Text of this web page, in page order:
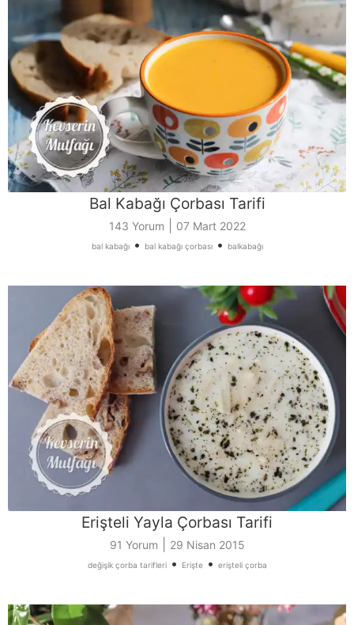
Bal Kabağı Çorbası Tarifi
143 Yorum 07 Mart 2022
bal kabağı• bal kabağı çorbası• balkabağı
Erişteli Yayla Çorbası Tarifi
91 Yorum 29 Nisan 2015
değişik çorba tarifleri• Erişte• erişteli çorba